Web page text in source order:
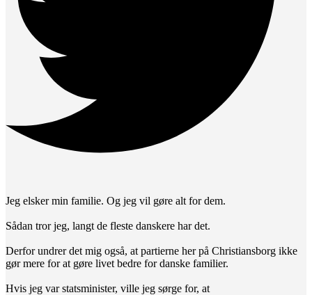
Jeg elsker min familie. Og jeg vil gøre alt for dem.
Sådan tror jeg, langt de fleste danskere har det.
Derfor undrer det mig også, at partierne her på Christiansborg ikke
gør mere for at gøre livet bedre for danske familier.
Hvis jeg var statsminister, ville jeg sørge for, at